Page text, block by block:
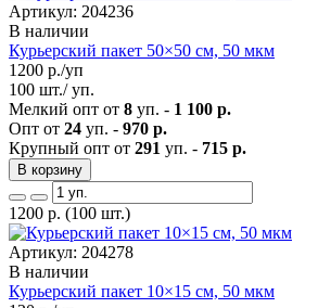
Артикул: 204236
В наличии
Курьерский пакет 50×50 см, 50 мкм
1200 р./уп
100 шт./ уп.
Мелкий опт от 8 уп. - 1 100 р.
Опт от 24 уп. - 970 р.
Крупный опт от 291 уп. - 715 р.
В корзину
1200 р. (100 шт.)
Артикул: 204278
В наличии
Курьерский пакет 10×15 см, 50 мкм